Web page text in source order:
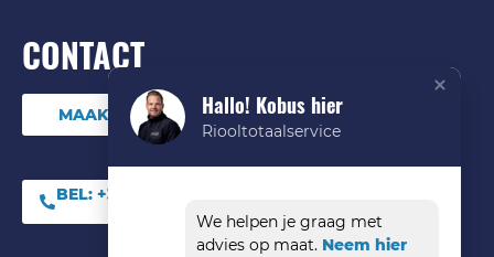
CONTACT
MAAK DIRECT EEN ONLINE AFSPRAAK
BEL: +31 (0) 85 06 09
Hallo! Kobus hier
Riooltotaalservice
We helpen je graag met
advies op maat. Neem hier